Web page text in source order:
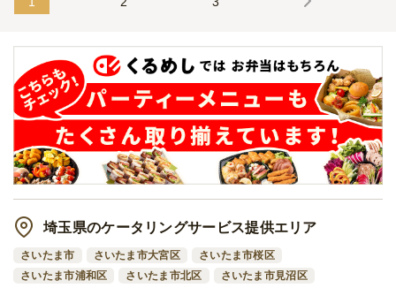
ケータリング 6,100円/人
全てのプランを見る（4件）
ケータリング
締切 7日前17時
64,800
埼玉県のケータリングサービス提供エリア
さいたま市 さいたま市大宮区
さいたま市桜区
さいたま市浦和区
さいたま市北区
さいたま市見沼区